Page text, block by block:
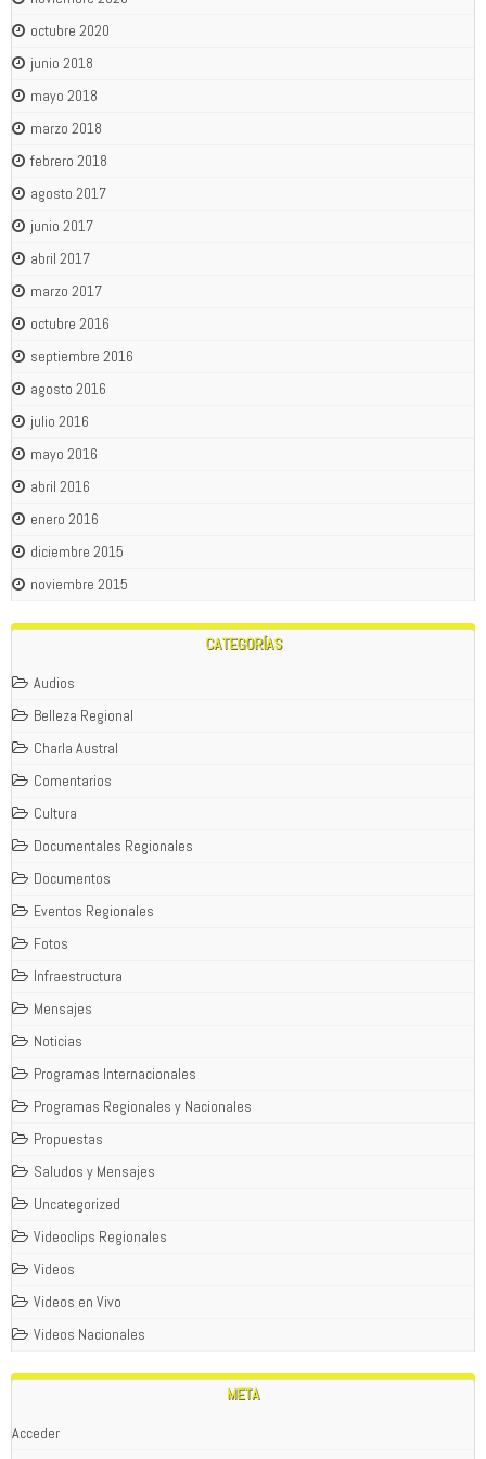
octubre 2020
junio 2018
mayo 2018
marzo 2018
febrero 2018
agosto 2017
junio 2017
abril 2017
marzo 2017
octubre 2016
septiembre 2016
agosto 2016
julio 2016
mayo 2016
abril 2016
enero 2016
diciembre 2015
noviembre 2015
CATEGORÍAS
Audios
Belleza Regional
Charla Austral
Comentarios
Cultura
Documentales Regionales
Documentos
Eventos Regionales
Fotos
Infraestructura
Mensajes
Noticias
Programas Internacionales
Programas Regionales y Nacionales
Propuestas
Saludos y Mensajes
Uncategorized
Videoclips Regionales
Videos
Videos en Vivo
Videos Nacionales
META
Acceder